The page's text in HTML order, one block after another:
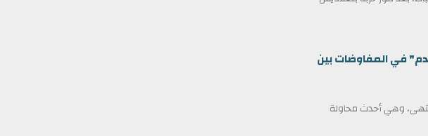
في المفاوضات بين
وهي أحدث محاولة